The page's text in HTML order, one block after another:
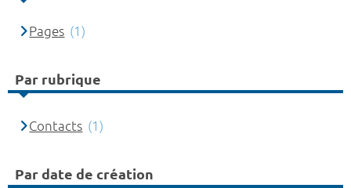
Pages (1)
Par rubrique
Contacts (1)
Par date de création